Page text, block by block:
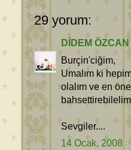
29 yorum:
DİDEM ÖZCAN
Burçin'ciğim,
Umalım ki
olalım ve en
Sevgiler....
14 Ocak, 2008